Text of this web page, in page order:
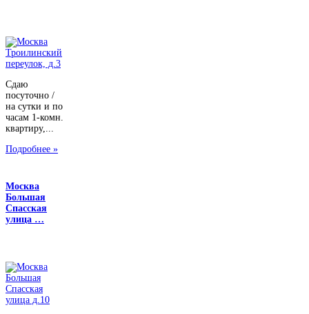
Сдаю
посуточно /
на сутки и по
часам 1-комн.
квартиру,...
Подробнее »
Москва
Большая
Спасская
улица …